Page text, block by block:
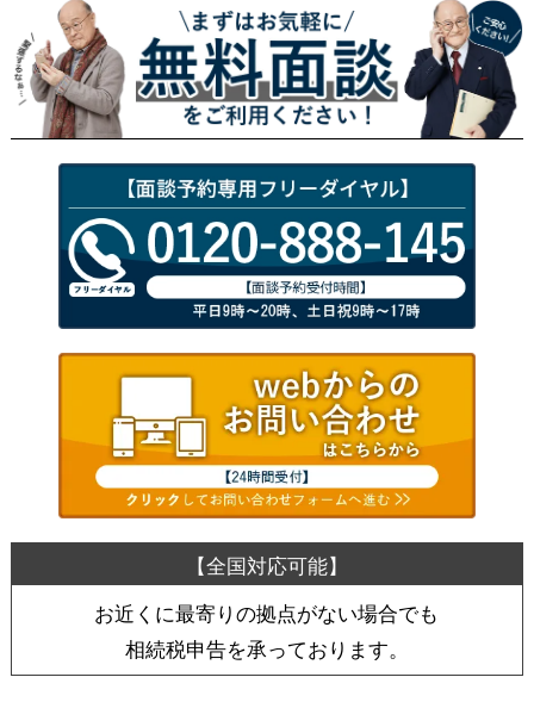
お近くに最寄りの拠点がない場合でも
相続税申告を承っております。